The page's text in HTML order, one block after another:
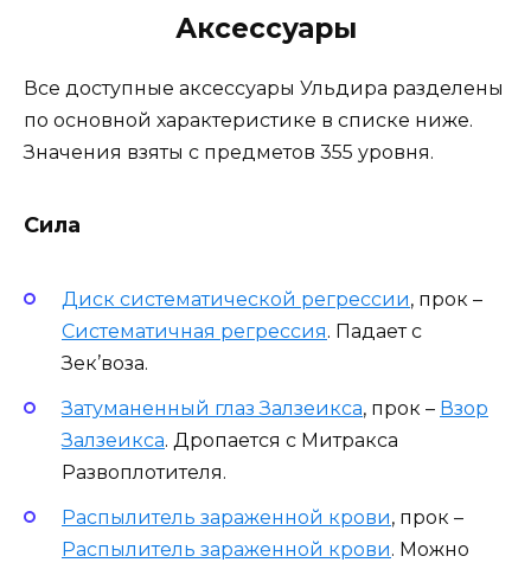
Аксессуары
Все доступные аксессуары Ульдира разделены
по основной характеристике в списке ниже.
Значения взяты с предметов 355 уровня.
Сила
Диск систематической регрессии, прок –
Систематичная регрессия. Падает с
Зек’воза.
Затуманенный глаз Залзеикса, прок – Взор
Залзеикса. Дропается с Митракса
Развоплотителя.
Распылитель зараженной крови, прок –
Распылитель зараженной крови. Можно